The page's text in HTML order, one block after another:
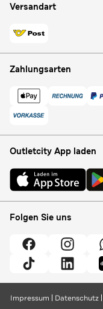
Versandart
Zahlungsarten
Outletcity App laden
Folgen Sie uns
Impressum Datenschutz